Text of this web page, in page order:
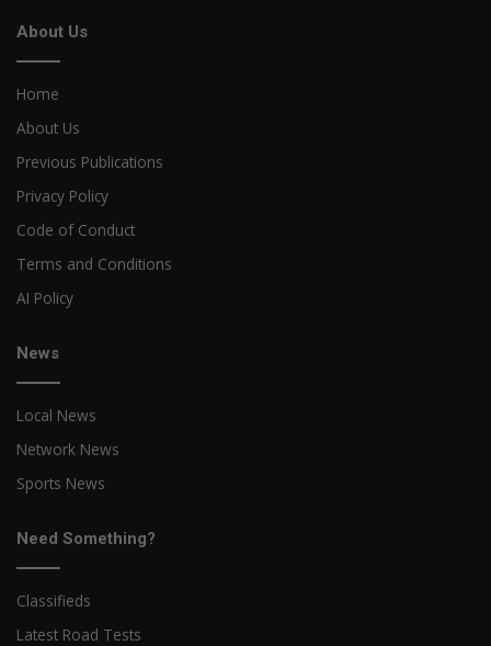
About Us
Home
About Us
Previous Publications
Privacy Policy
Code of Conduct
Terms and Conditions
AI Policy
News
Local News
Network News
Sports News
Need Something?
Classifieds
Latest Road Tests